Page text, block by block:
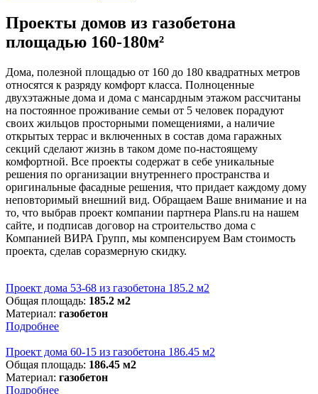
Проекты домов из газобетона
площадью 160-180м²
Дома, полезной площадью от 160 до 180 квадратных метров
относятся к разряду комфорт класса. Полноценные
двухэтажные дома и дома с мансардным этажом рассчитаны
на постоянное проживание семьи от 5 человек порадуют
своих жильцов просторными помещениями, а наличие
открытых террас и включенных в состав дома гаражных
секций сделают жизнь в таком доме по-настоящему
комфортной. Все проекты содержат в себе уникальные
решения по организации внутреннего пространства и
оригинальные фасадные решения, что придает каждому дому
неповторимый внешний вид. Обращаем Ваше внимание и на
то, что выбрав проект компании партнера Plans.ru на нашем
сайте, и подписав договор на строительство дома с
Компанией ВИРА Групп, мы компенсируем Вам стоимость
проекта, сделав соразмерную скидку.
Проект дома 53-68 из газобетона 185.2 м2
Общая площадь: 185.2 м2
Материал: газобетон
Подробнее
Проект дома 60-15 из газобетона 186.45 м2
Общая площадь: 186.45 м2
Материал: газобетон
Подробнее